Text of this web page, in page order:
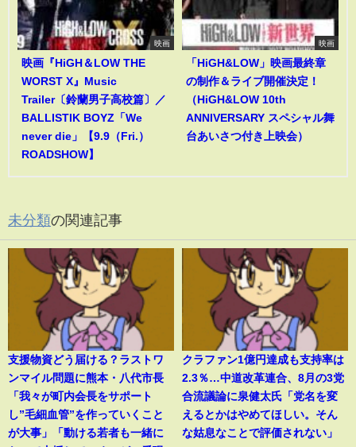
映画
映画『HiGH＆LOW THE
WORST X』Music
Trailer〔鈴蘭男子高校篇〕／
BALLISTIK BOYZ「We
never die」【9.9（Fri.）
ROADSHOW】
映画
「HiGH&LOW」映画最終章
の制作＆ライブ開催決定！
（HiGH&LOW 10th
ANNIVERSARY スペシャル舞
台あいさつ付き上映会）
未分類の関連記事
支援物資どう届ける？ラストワ
ンマイル問題に熊本・八代市長
「我々が町内会長をサポート
し”毛細血管”を作っていくこと
が大事」「動ける若者も一緒に
クラファン1億円達成も支持率は
2.3％…中道改革連合、8月の3党
合流議論に泉健太氏「党名を変
えるとかはやめてほしい。そん
な姑息なことで評価されない」